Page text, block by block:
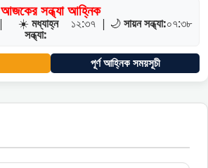
আজকের সন্ধ্যা আহ্নিক
| ☀️মধ্যাহ্ন
সন্ধ্যা:
১২:৩৭ | 🌙সায়ন সন্ধ্যা:০৭:৩৮
পূর্ণ আহ্নিক সময়সূচী